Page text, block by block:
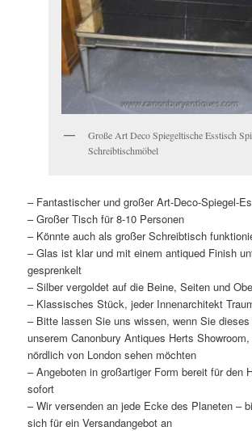
Große Art Deco Spiegeltische Esstisch
Schreibtischmöbel
– Fantastischer und großer Art-Deco-Spiegel-
– Großer Tisch für 8-10 Personen
– Könnte auch als großer Schreibtisch
– Glas ist klar und mit einem antiqued Finish
gesprenkelt
– Silber vergoldet auf die Beine, Seiten und
– Klassisches Stück, jeder Innenarchitekt
– Bitte lassen Sie uns wissen, wenn Sie
unserem Canonbury Antiques Herts
nördlich von London sehen möchten
– Angeboten in großartiger Form bereit für den
sofort
– Wir versenden an jede Ecke des Planeten –
sich für ein Versandangebot an